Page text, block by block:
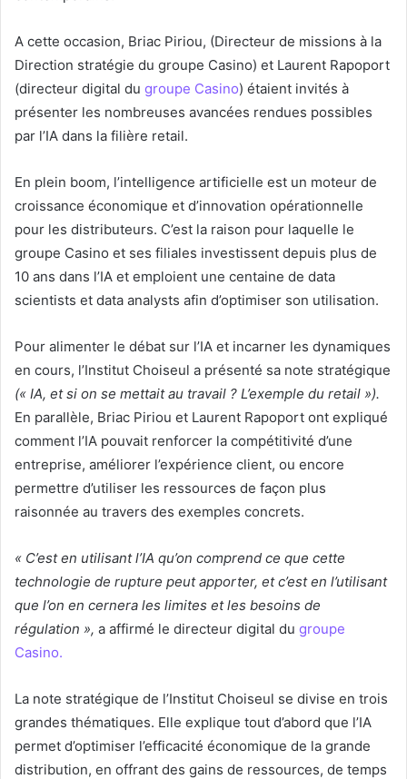
A cette occasion, Briac Piriou, (Directeur de missions à la
Direction stratégie du groupe Casino) et Laurent Rapoport
(directeur digital du groupe Casino) étaient invités à
présenter les nombreuses avancées rendues possibles
par l’IA dans la filière retail.
En plein boom, l’intelligence artificielle est un moteur de
croissance économique et d’innovation opérationnelle
pour les distributeurs. C’est la raison pour laquelle le
groupe Casino et ses filiales investissent depuis plus de
10 ans dans l’IA et emploient une centaine de data
scientists et data analysts afin d’optimiser son utilisation.
Pour alimenter le débat sur l’IA et incarner les dynamiques
en cours, l’Institut Choiseul a présenté sa note stratégique
(« IA, et si on se mettait au travail ? L’exemple du retail »).
En parallèle, Briac Piriou et Laurent Rapoport ont expliqué
comment l’IA pouvait renforcer la compétitivité d’une
entreprise, améliorer l’expérience client, ou encore
permettre d’utiliser les ressources de façon plus
raisonnée au travers des exemples concrets.
« C’est en utilisant l’IA qu’on comprend ce que cette
technologie de rupture peut apporter, et c’est en l’utilisant
que l’on en cernera les limites et les besoins de
régulation », a affirmé le directeur digital du groupe
Casino.
La note stratégique de l’Institut Choiseul se divise en trois
grandes thématiques. Elle explique tout d’abord que l’IA
permet d’optimiser l’efficacité économique de la grande
distribution, en offrant des gains de ressources, de temps